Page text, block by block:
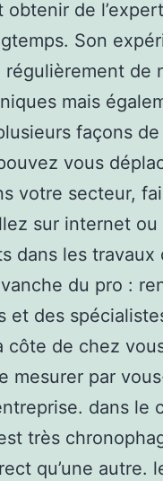
obtenir de
Son
de
mais
façons
vous
votre secteur,
sur internet
dans les
du pro :
et des
côte de chez
mesurer par
dans
très
qu’une autre.